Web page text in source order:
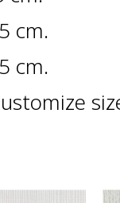
cm.
cm.